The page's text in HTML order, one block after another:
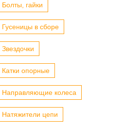
гайки
в сборе
Катки опорные
Направляющие колеса
Натяжители цепи